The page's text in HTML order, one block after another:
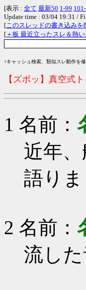
[表示 : 全て 最新50 1-99 101-
Update time : 03/04 19:31 /
[このスレッドの書き込みを
[ ＋板 最近立ったスレ＆熱
↑キャッシュ検索、類似スレ動作を
【ズボッ】真空式
1 名前：
近年
語りま
2 名前：
流し